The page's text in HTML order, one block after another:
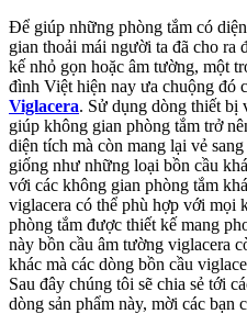
Để giúp những phòng tắm có
gian thoải mái người ta đã cho ra
kế nhỏ gọn hoặc âm tường, một
đình Việt hiện nay ưa chuộng đó
Viglacera. Sử dụng dòng thiết bị
giúp không gian phòng tắm trở
diện tích mà còn mang lại vẻ
giống như những loại bồn cầu
với các không gian phòng tắm
viglacera có thể phù hợp với mọi
phòng tắm được thiết kế mang
này bồn cầu âm tường viglacera
khác mà các dòng bồn cầu
Sau đây chúng tôi sẽ chia sẻ tới
dòng sản phẩm này, mời các bạn